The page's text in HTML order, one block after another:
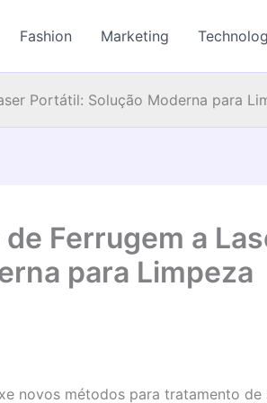
Fashion Marketing
Portátil: Solução Moderna para
Ferrugem a
para Limpeza
novos métodos para tratamento de